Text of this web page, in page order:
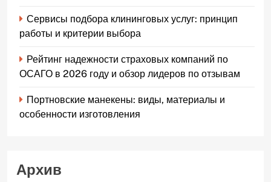
Сервисы подбора клининговых услуг: принцип
работы и критерии выбора
Рейтинг надежности страховых компаний по
ОСАГО в 2026 году и обзор лидеров по отзывам
Портновские манекены: виды, материалы и
особенности изготовления
Архив